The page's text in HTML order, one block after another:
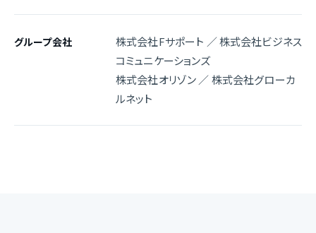
グループ会社
株式会社Fサポート ／ 株式会社ビジネス
コミュニケーションズ
株式会社オリゾン ／ 株式会社グローカ
ルネット